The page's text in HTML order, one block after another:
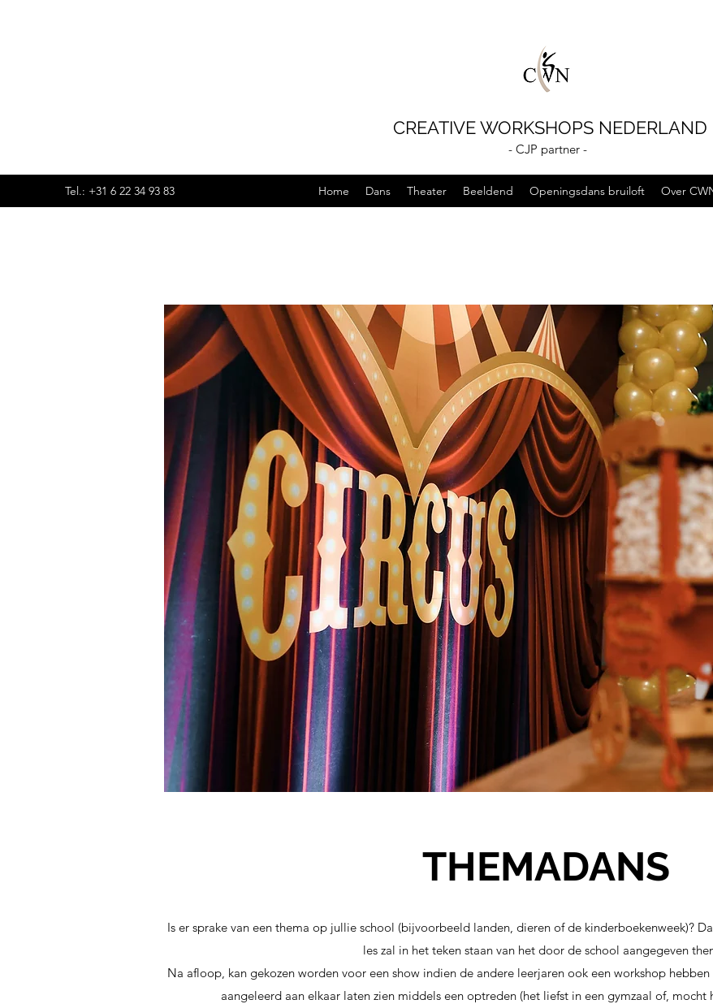
CREATIVE WORKSHOPS NEDERLAND
- CJP partner -
Tel.: +31 6 22 34 93 83 Home Dans Theater Beeldend Openingsdans bruiloft Over
THEMADANS
Is er sprake van een thema op jullie school (bijvoorbeeld landen, dieren of de kinderboekenweek)?
les zal in het teken staan van het door de school aangegeven
Na afloop, kan gekozen worden voor een show indien de andere leerjaren ook een workshop
aangeleerd aan elkaar laten zien middels een optreden (het liefst in een gymzaal of,